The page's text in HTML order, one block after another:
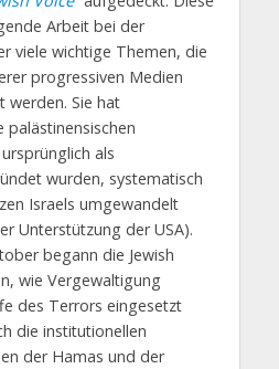
Arbeit bei der
viele wichtige Themen, die
progressiven Medien
werden. Sie hat
als
wurden, systematisch
Israels umgewandelt
Unterstützung der USA).
begann die Jewish
wie Vergewaltigung
des Terrors eingesetzt
die institutionellen
der Hamas und der